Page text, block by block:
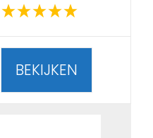
BEKIJKEN